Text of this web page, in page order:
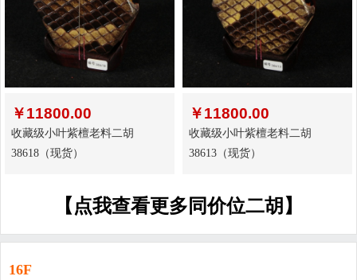
￥11800.00
收藏级小叶紫檀老料二胡
38618（现货）
￥11800.00
收藏级小叶紫檀老料二胡
38613（现货）
【点我查看更多同价位二胡】
16F